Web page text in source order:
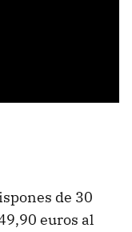
de 30
euros al